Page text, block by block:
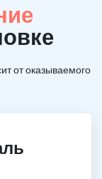
от оказываемого